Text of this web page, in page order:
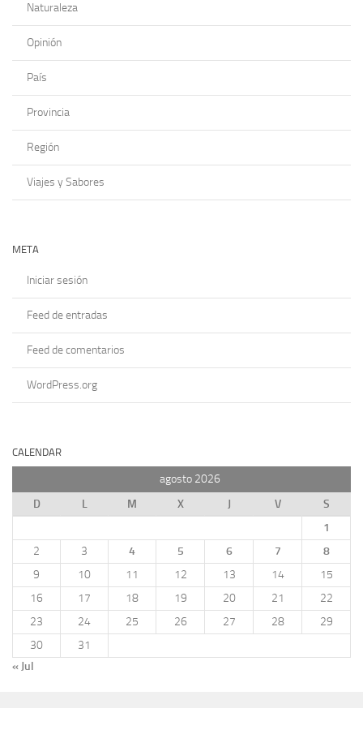
Naturaleza
Opinión
País
Provincia
Región
Viajes y Sabores
META
Iniciar sesión
Feed de entradas
Feed de comentarios
WordPress.org
CALENDAR
agosto 2026
D
L M X J V
S
1
2
3 4 5 6 7
8
9
10 11 12 13 14
15
16
17 18 19 20 21
22
23
24 25 26 27 28
29
30
31
« Jul